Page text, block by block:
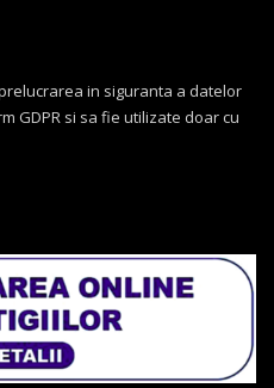
in siguranta a datelor
GDPR si sa fie utilizate doar cu